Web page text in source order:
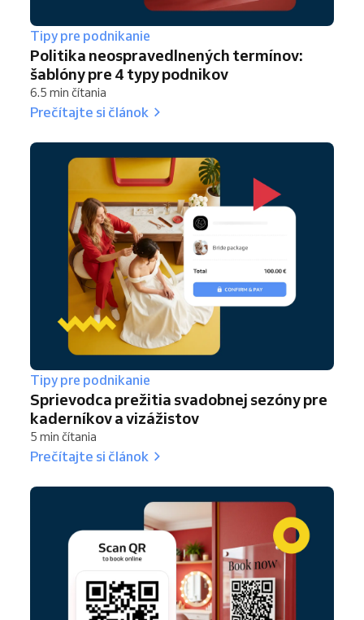
Tipy pre podnikanie
Politika neospravedlnených termínov:
šablóny pre 4 typy podnikov
6.5 min čítania
Prečítajte si článok
Tipy pre podnikanie
Sprievodca prežitia svadobnej sezóny pre
kaderníkov a vizážistov
5 min čítania
Prečítajte si článok